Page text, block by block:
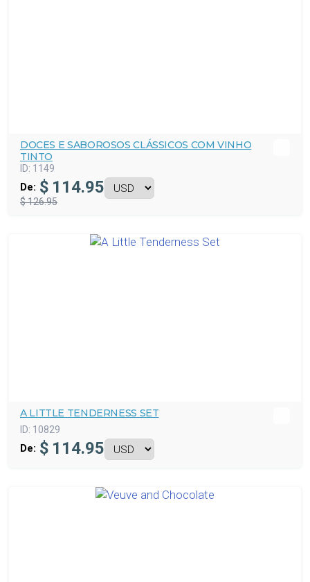
DOCES E SABOROSOS CLÁSSICOS COM VINHO
TINTO
ID: 1149
De: $ 114.95
$ 126.95
A LITTLE TENDERNESS SET
ID: 10829
De: $ 114.95